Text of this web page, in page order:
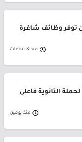
توفر وظائف شاغرة
منذ 8 ساعات
الثانوية فأعلى
منذ يومين